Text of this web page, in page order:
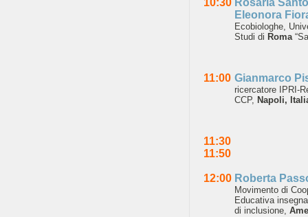
10:30 Rosaria
Eleonora
Ecobiologhe,
Studi di Roma
11:00 Gianmarco
ricercatore IPRI-
CCP, Napoli,
11:30
11:50
12:00 Roberta
Movimento di
Educativa
di inclusione,